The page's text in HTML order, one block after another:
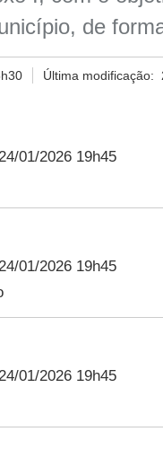
de
Última modificação:
01/2026 19h45
01/2026 19h45
01/2026 19h45